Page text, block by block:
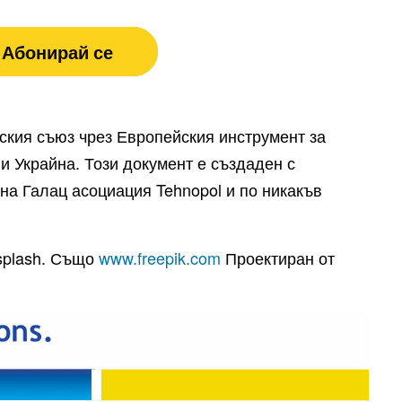
съюз чрез Европейския инструмент за
Украйна. Този документ е създаден с
Галац асоциация Tehnopol и по никакъв
Същоwww.freepik.com Проектиран от